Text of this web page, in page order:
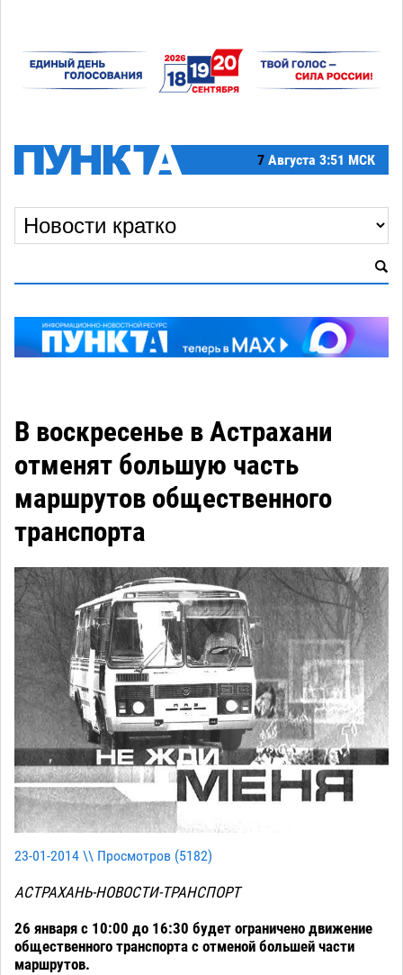
7 Августа 3:51 МСК
В воскресенье в Астрахани
отменят большую часть
маршрутов общественного
транспорта
23-01-2014 \\ Просмотров (5182)
АСТРАХАНЬ-НОВОСТИ-ТРАНСПОРТ
26 января с 10:00 до 16:30 будет ограничено движение
общественного транспорта с отменой большей части
маршрутов.